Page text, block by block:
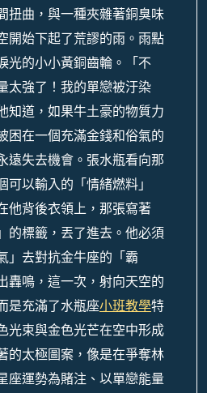
扭曲，與一種夾雜著銅臭味
開始下起了荒謬的雨。雨點
光的小小黃銅齒輪。「不
太強了！我的單戀被汙染
知道，如果牛土豪的物質力
困在一個充滿金錢和俗氣的
遠失去機會。張水瓶看向那
以輸入的「情緒燃料」
他背後衣領上，那張寫著
的標籤，丟了進去。他必須
」去對抗金牛座的「霸
轟鳴，這一次，射向天空的
是充滿了水瓶座小班教學特
光束與金色光芒在空中形成
的太極圖案，像是在爭奪林
座運勢為賭注、以單戀能量